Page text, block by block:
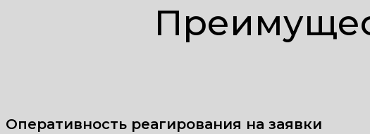
Оперативность реагирования на заявки